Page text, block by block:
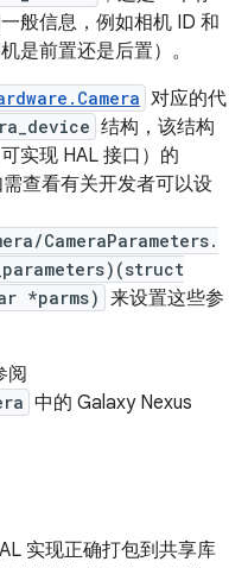
般信息，例如相机 ID 和
是前置还是后置）。
对应的代
结构，该结构
实现 HAL 接口）的
查看有关开发者可以设
CameraParameters.
*parms) 来设置这些参
阅
中的 Galaxy Nexus
实现正确打包到共享库